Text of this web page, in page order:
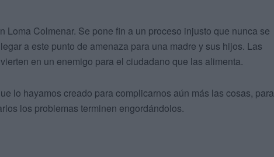
Loma Colmenar. Se pone fin a un proceso injusto que nunca se
a este punto de amenaza para una madre y sus hijos. Las
en un enemigo para el ciudadano que las alimenta.
lo hayamos creado para complicarnos aún más las cosas, para
los problemas terminen engordándolos.